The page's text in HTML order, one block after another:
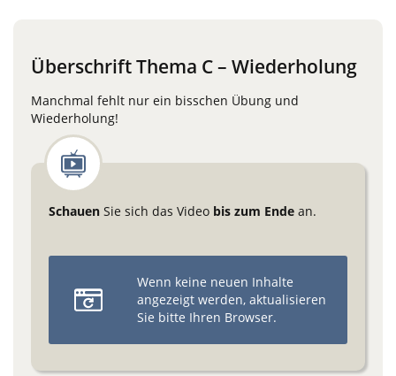
Überschrift Thema C – Wiederholung
Manchmal fehlt nur ein bisschen Übung und
Wiederholung!
Schauen Sie sich das Video bis zum Ende an.
Wenn keine neuen Inhalte
angezeigt werden, aktualisieren
Sie bitte Ihren Browser.